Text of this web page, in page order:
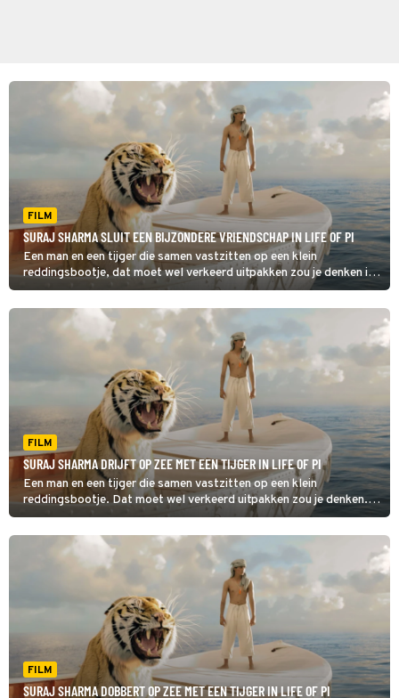
FILM
SURAJ SHARMA SLUIT EEN BIJZONDERE VRIENDSCHAP IN LIFE OF PI
Een man en een tijger die samen vastzitten op een klein
reddingsbootje, dat moet wel verkeerd uitpakken zou je denken in
Life of Pi.
FILM
SURAJ SHARMA DRIJFT OP ZEE MET EEN TIJGER IN LIFE OF PI
Een man en een tijger die samen vastzitten op een klein
reddingsbootje. Dat moet wel verkeerd uitpakken zou je denken.
In Life of Pi zie je hoe afloopt.
FILM
SURAJ SHARMA DOBBERT OP ZEE MET EEN TIJGER IN LIFE OF PI